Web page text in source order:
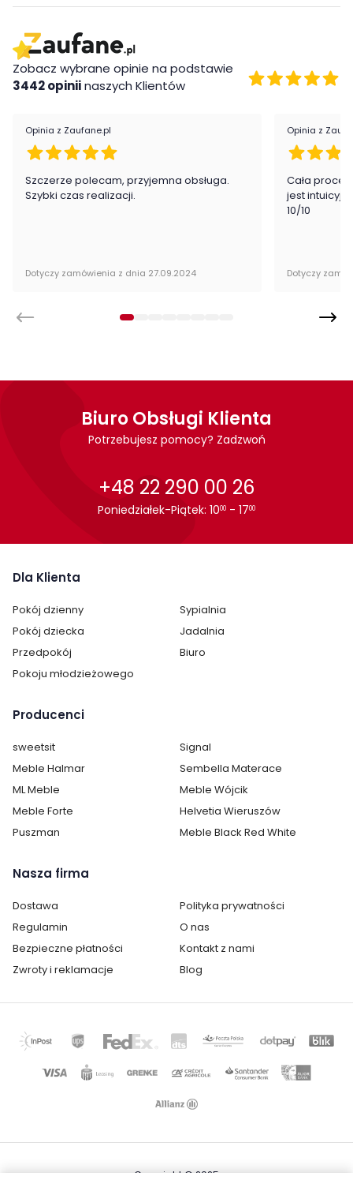
Styl: klasyczny
Pokój:
Kształt blatu: Prostokątny
Kolor mebla:
Kolor blatu: Biały
Biały
Zobacz wybrane opinie na podstawie
3442 opiniinaszych Klientów
Opinia z Zaufane.pl
Szczerze polecam, przyjemna obsługa.
Szybki czas realizacji.
Dotyczy zamówienia z dnia 27.09.2024
Opinia z
Cała
jest
10/10
Dotyczy
Biuro Obsługi Klienta
Potrzebujesz pomocy? Zadzwoń
+48 22 290 00 26
Poniedziałek-Piątek: 1000 - 1700
Dla Klienta
Pokój dzienny
Sypialnia
Pokój dziecka
Jadalnia
Przedpokój
Biuro
Pokoju młodzieżowego
Producenci
sweetsit
Signal
Meble Halmar
Sembella Materace
ML Meble
Meble Wójcik
Meble Forte
Helvetia Wieruszów
Puszman
Meble Black Red White
Nasza firma
Dostawa
Polityka prywatności
Regulamin
O nas
Bezpieczne płatności
Kontakt z nami
Zwroty i reklamacje
Blog
Copyright © 2025